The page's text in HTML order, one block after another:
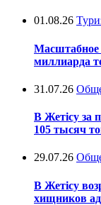
01.08.26
Масштабное
миллиарда
31.07.26
В Жетісу за
105 тысяч
29.07.26
В Жетісу
хищников